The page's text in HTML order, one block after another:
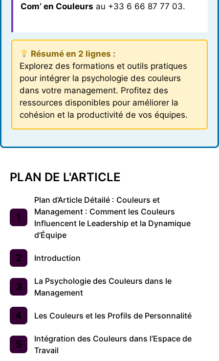
Com’ en Couleurs au +33 6 66 87 77 03.
Résumé en 2 lignes :
Explorez des formations et outils pratiques
pour intégrer la psychologie des couleurs
dans votre management. Profitez des
ressources disponibles pour améliorer la
cohésion et la productivité de vos équipes.
PLAN DE L'ARTICLE
Plan d’Article Détailé : Couleurs et
Management : Comment les Couleurs
Influencent le Leadership et la Dynamique
d’Équipe
Introduction
La Psychologie des Couleurs dans le
Management
Les Couleurs et les Profils de Personnalité
Intégration des Couleurs dans l’Espace de
Travail